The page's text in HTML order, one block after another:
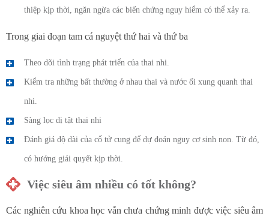
thiệp kịp thời, ngăn ngừa các biến chứng nguy hiểm có thể xảy ra.
Trong giai đoạn tam cá nguyệt thứ hai và thứ ba
Theo dõi tình trạng phát triển của thai nhi.
Kiểm tra những bất thường ở nhau thai và nước ối xung quanh thai
nhi.
Sàng lọc dị tật thai nhi
Đánh giá độ dài của cổ tử cung để dự đoán nguy cơ sinh non. Từ đó,
có hướng giải quyết kịp thời.
Việc siêu âm nhiều có tốt không?
Các nghiên cứu khoa học vẫn chưa chứng minh được việc siêu âm